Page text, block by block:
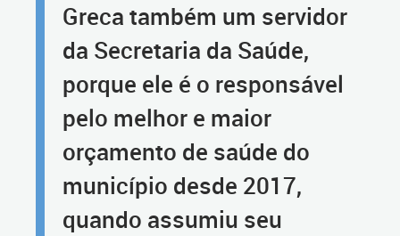
Greca também um servidor
da Secretaria da Saúde,
porque ele é o responsável
pelo melhor e maior
orçamento de saúde do
município desde 2017,
quando assumiu seu